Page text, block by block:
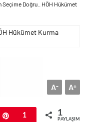
Seçime Doğru.. HÖH Hükümet
A+
A-
Pin1 1